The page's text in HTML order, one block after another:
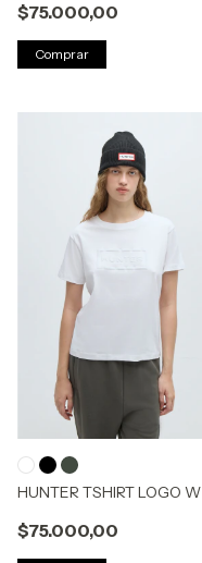
$75.000,00
Comprar
HUNTER TSHIRT LOGO W
$75.000,00